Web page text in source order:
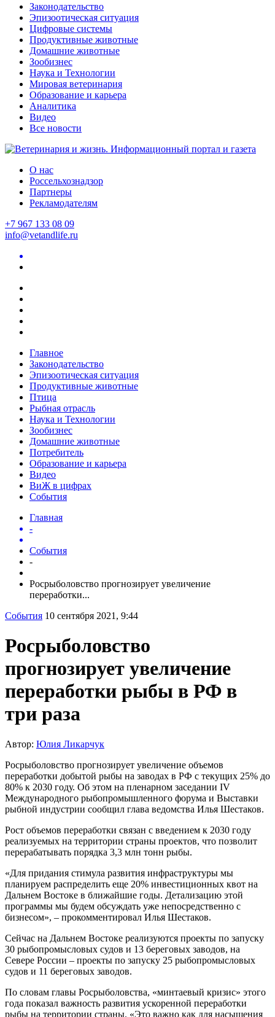
Законодательство
Эпизоотическая ситуация
Цифровые системы
Продуктивные животные
Домашние животные
Зообизнес
Наука и Технологии
Мировая ветеринария
Образование и карьера
Аналитика
Видео
Все новости
О нас
Россельхознадзор
Партнеры
Рекламодателям
+7 967 133 08 09
info@vetandlife.ru
Главное
Законодательство
Эпизоотическая ситуация
Продуктивные животные
Птица
Рыбная отрасль
Наука и Технологии
Зообизнес
Домашние животные
Потребитель
Образование и карьера
Видео
ВиЖ в цифрах
События
Главная
-
События
-
Росрыболовство прогнозирует увеличение
переработки...
События 10 сентября 2021, 9:44
Росрыболовство
прогнозирует увеличение
переработки рыбы в РФ в
три раза
Автор: Юлия Ликарчук
Росрыболовство прогнозирует увеличение объемов
переработки добытой рыбы на заводах в РФ с текущих 25% до
80% к 2030 году. Об этом на пленарном заседании IV
Международного рыбопромышленного форума и Выставки
рыбной индустрии сообщил глава ведомства Илья Шестаков.
Рост объемов переработки связан с введением к 2030 году
реализуемых на территории страны проектов, что позволит
перерабатывать порядка 3,3 млн тонн рыбы.
«Для придания стимула развития инфраструктуры мы
планируем распределить еще 20% инвестиционных квот на
Дальнем Востоке в ближайшие годы. Детализацию этой
программы мы будем обсуждать уже непосредственно с
бизнесом», – прокомментировал Илья Шестаков.
Сейчас на Дальнем Востоке реализуются проекты по запуску
30 рыбопромысловых судов и 13 береговых заводов, на
Севере России – проекты по запуску 25 рыбопромысловых
судов и 11 береговых заводов.
По словам главы Росрыболовства, «минтаевый кризис» этого
года показал важность развития ускоренной переработки
рыбы на территории страны. «Это важно как для насыщения